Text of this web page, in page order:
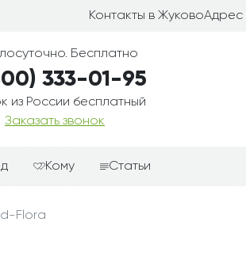
Контакты в ЖуковоАдрес
Бесплатно
333-01-95
из России бесплатный
Заказать звонок
Кому Статьи
Flora